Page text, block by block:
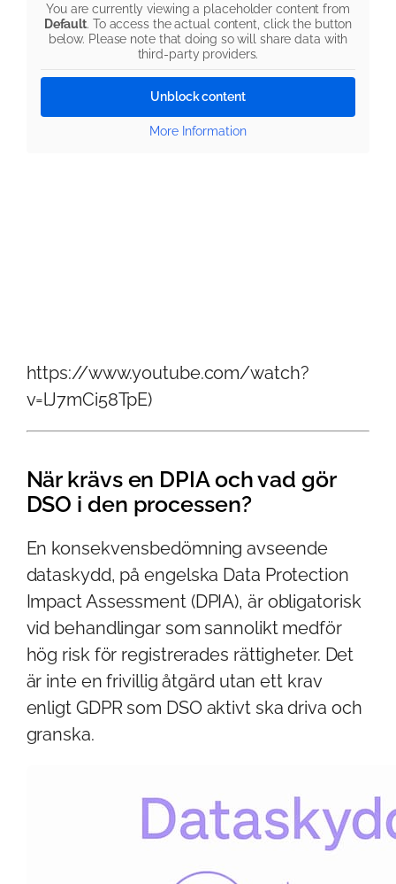
You are currently viewing a placeholder content from
Default. To access the actual content, click the button
below. Please note that doing so will share data with
third-party providers.
Unblock content
More Information
https://www.youtube.com/watch?
v=lJ7mCi58TpE)
När krävs en DPIA och vad gör
DSO i den processen?
En konsekvensbedömning avseende
dataskydd, på engelska Data Protection
Impact Assessment (DPIA), är obligatorisk
vid behandlingar som sannolikt medför
hög risk för registrerades rättigheter. Det
är inte en frivillig åtgärd utan ett krav
enligt GDPR som DSO aktivt ska driva och
granska.